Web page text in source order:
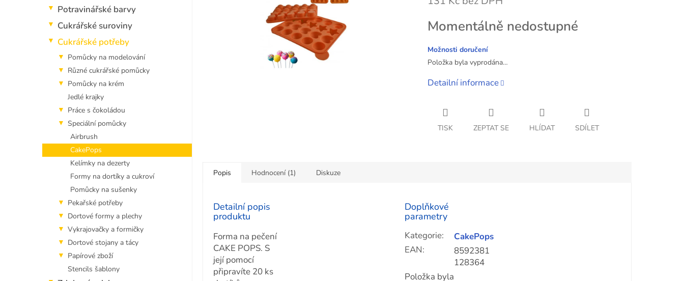
Potravinářské barvy
Cukrářské suroviny
Cukrářské potřeby
Pomůcky na modelování
Různé cukrářské pomůcky
Pomůcky na krém
Jedlé krajky
Práce s čokoládou
Speciální pomůcky
Airbrush
CakePops
Kelímky na dezerty
Formy na dortíky a cukroví
Pomůcky na sušenky
Pekařské potřeby
Dortové formy a plechy
Vykrajovačky a formičky
Dortové stojany a tácy
Papírové zboží
Stencils šablony
cena:
Momentálně nedostupné
Možnosti doručení
Položka byla vyprodána…
Detailní informace
TISK ZEPTAT SE HLÍDAT SDÍLET
Popis Hodnocení (1) Diskuze
Detailní popis
produktu
Forma na pečení
CAKE POPS. S
její pomocí
připravíte 20 ks
Doplňkové
parametry
Kategorie:
CakePops
EAN:
8592381
128364
Položka byla